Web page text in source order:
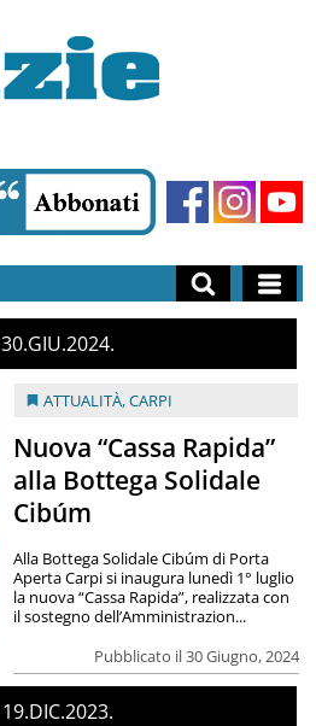
30 GIU 2024
ATTUALITÀ,CARPI
Nuova “Cassa Rapida”
alla Bottega Solidale
Cibúm
Pubblicato il 30 Giugno, 2024
Alla Bottega Solidale Cibúm di Porta
Aperta Carpi si inaugura lunedì 1° luglio
la nuova “Cassa Rapida”, realizzata con
il sostegno dell’Amministrazion...
19 DIC2023